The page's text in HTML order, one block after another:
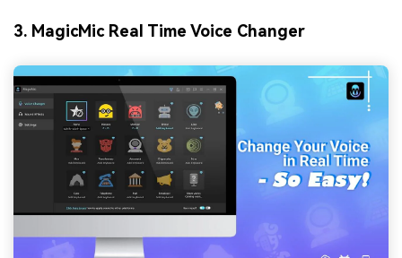
3. MagicMic Real Time Voice Changer